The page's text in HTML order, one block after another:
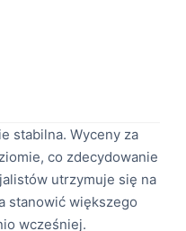
stabilna. Wyceny za
co zdecydowanie
utrzymuje się na
stanowić większego
wcześniej.